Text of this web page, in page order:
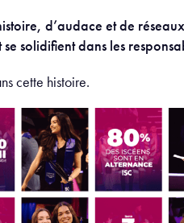
d’audace et de
solidifient dans les
cette histoire.